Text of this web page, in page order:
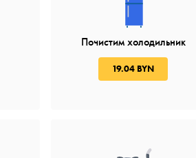
Почистим холодильник
19.04 BYN